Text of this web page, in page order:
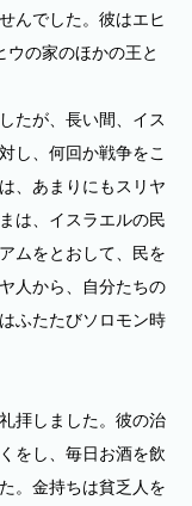
んでした。彼はエヒ
の家のほかの王と
たが、長い間、イス
し、何回か戦争をこ
、あまりにもスリヤ
は、イスラエルの民
ムをとおして、民を
人から、自分たちの
ふたたびソロモン時
拝しました。彼の治
をし、毎日お酒を飲
。金持ちは貧乏人を